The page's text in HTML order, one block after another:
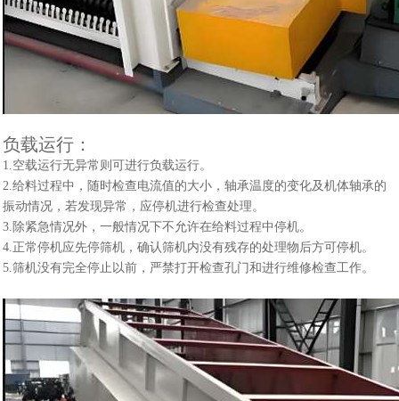
负载运行：
1.空载运行无异常则可进行负载运行。
2.给料过程中，随时检查电流值的大小，轴承温度的变化及机体轴承的
振动情况，若发现异常，应停机进行检查处理。
3.除紧急情况外，一般情况下不允许在给料过程中停机。
4.正常停机应先停筛机，确认筛机内没有残存的处理物后方可停机。
5.筛机没有完全停止以前，严禁打开检查孔门和进行维修检查工作。